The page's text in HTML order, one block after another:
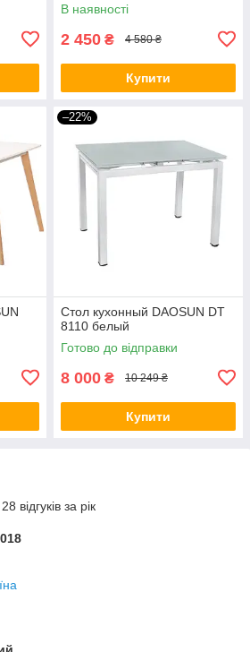
В наявності
2 450 ₴ 4 580 ₴
Купити
–22%
Стол кухонный DAOSUN DT
8110 белый
Готово до відправки
8 000 ₴ 10 249 ₴
Купити
відгуків за рік